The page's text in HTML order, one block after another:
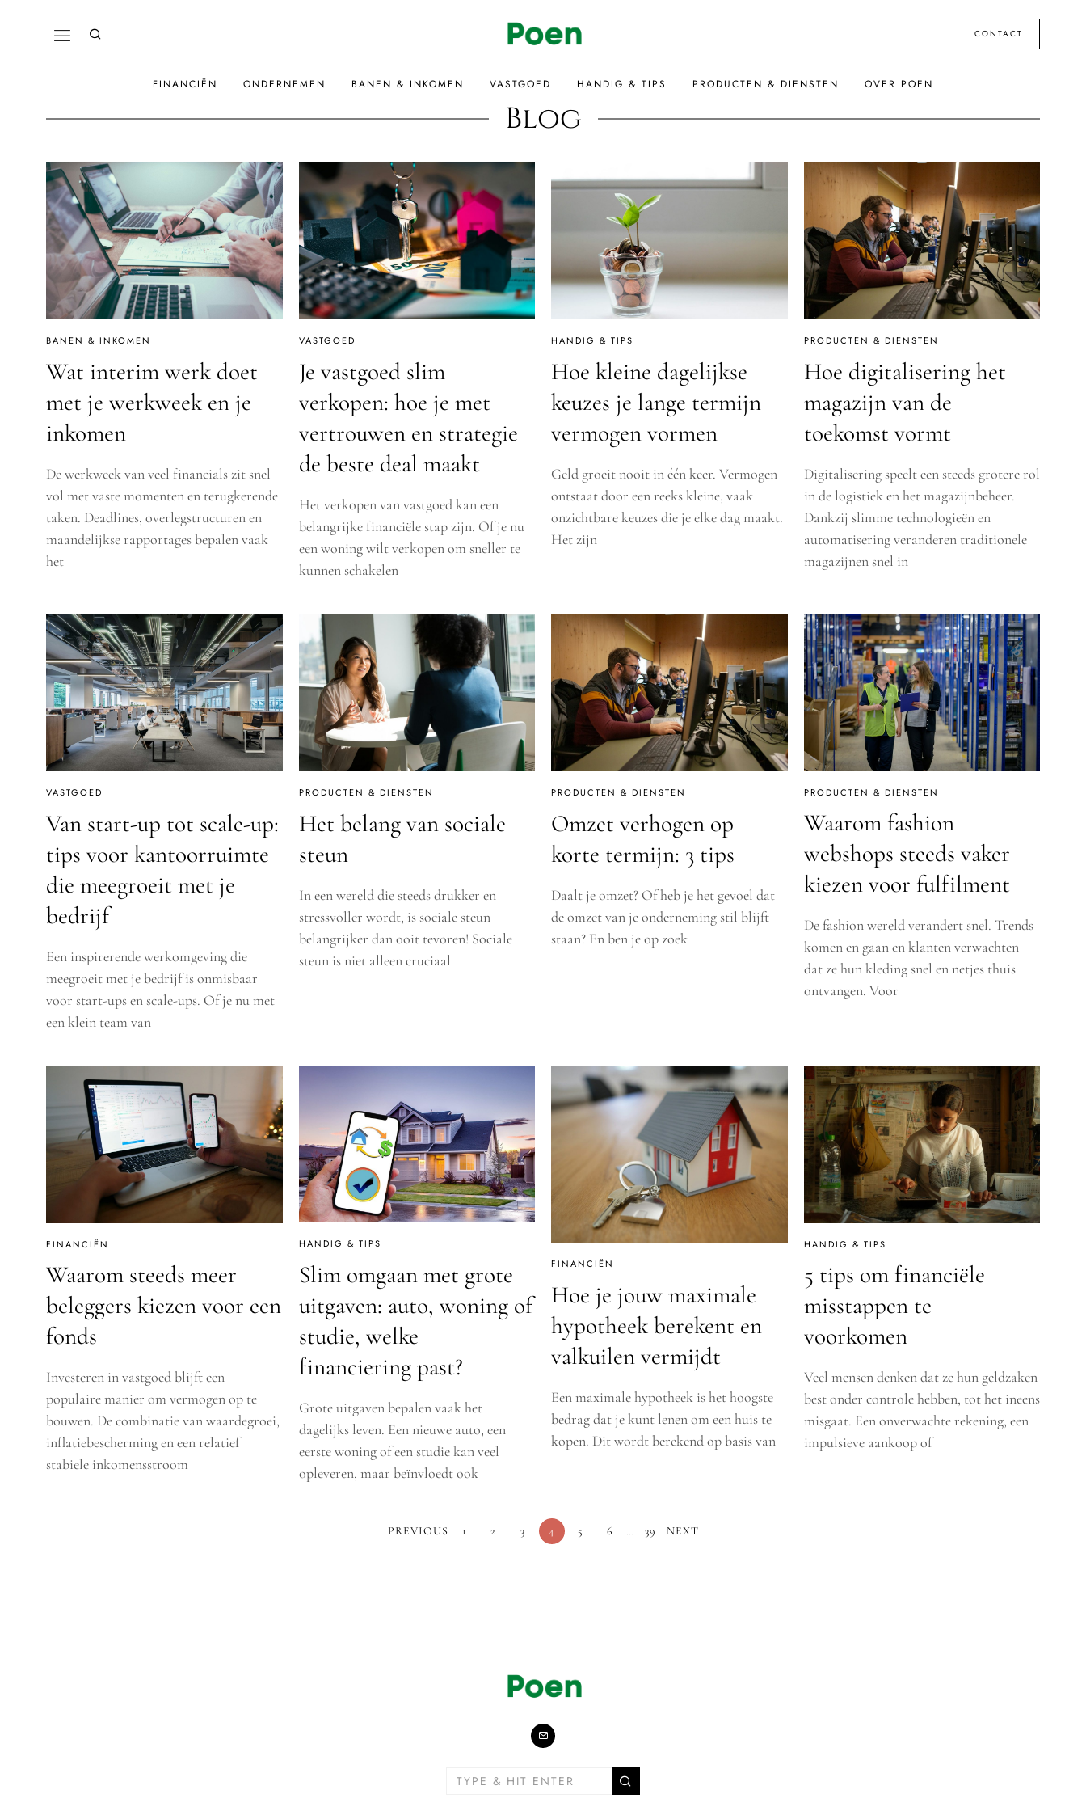
CONTACT
FINANCIËN ONDERNEMEN BANEN & INKOMEN VASTGOED HANDIG & TIPS PRODUCTEN & DIENSTEN OVER POEN
Blog
BANEN & INKOMEN
Wat interim werk doet
met je werkweek en je
inkomen
De werkweek van veel financials zit snel
vol met vaste momenten en terugkerende
taken. Deadlines, overlegstructuren en
maandelijkse rapportages bepalen vaak
het
VASTGOED
Je vastgoed slim
verkopen: hoe je met
vertrouwen en strategie
de beste deal maakt
Het verkopen van vastgoed kan een
belangrijke financiële stap zijn. Of je nu
een woning wilt verkopen om sneller te
kunnen schakelen
HANDIG & TIPS
Hoe kleine dagelijkse
keuzes je lange termijn
vermogen vormen
Geld groeit nooit in één keer. Vermogen
ontstaat door een reeks kleine, vaak
onzichtbare keuzes die je elke dag maakt.
Het zijn
PRODUCTEN & DIENSTEN
Hoe digitalisering het
magazijn van de
toekomst vormt
Digitalisering speelt een steeds grotere rol
in de logistiek en het magazijnbeheer.
Dankzij slimme technologieën en
automatisering veranderen traditionele
magazijnen snel in
VASTGOED
Van start-up tot scale-up:
tips voor kantoorruimte
die meegroeit met je
bedrijf
Een inspirerende werkomgeving die
meegroeit met je bedrijf is onmisbaar
voor start-ups en scale-ups. Of je nu met
een klein team van
PRODUCTEN & DIENSTEN
Het belang van sociale
steun
In een wereld die steeds drukker en
stressvoller wordt, is sociale steun
belangrijker dan ooit tevoren! Sociale
steun is niet alleen cruciaal
PRODUCTEN & DIENSTEN
Omzet verhogen op
korte termijn: 3 tips
Daalt je omzet? Of heb je het gevoel dat
de omzet van je onderneming stil blijft
staan? En ben je op zoek
PRODUCTEN & DIENSTEN
Waarom fashion
webshops steeds vaker
kiezen voor fulfilment
De fashion wereld verandert snel. Trends
komen en gaan en klanten verwachten
dat ze hun kleding snel en netjes thuis
ontvangen. Voor
FINANCIËN
Waarom steeds meer
beleggers kiezen voor een
fonds
Investeren in vastgoed blijft een
populaire manier om vermogen op te
bouwen. De combinatie van waardegroei,
inflatiebescherming en een relatief
stabiele inkomensstroom
HANDIG & TIPS
Slim omgaan met grote
uitgaven: auto, woning of
studie, welke
financiering past?
Grote uitgaven bepalen vaak het
dagelijks leven. Een nieuwe auto, een
eerste woning of een studie kan veel
opleveren, maar beïnvloedt ook
FINANCIËN
Hoe je jouw maximale
hypotheek berekent en
valkuilen vermijdt
Een maximale hypotheek is het hoogste
bedrag dat je kunt lenen om een huis te
kopen. Dit wordt berekend op basis van
HANDIG & TIPS
5 tips om financiële
misstappen te
voorkomen
Veel mensen denken dat ze hun geldzaken
best onder controle hebben, tot het ineens
misgaat. Een onverwachte rekening, een
impulsieve aankoop of
PREVIOUS 1 2 3 4 5 6 … 39 NEXT